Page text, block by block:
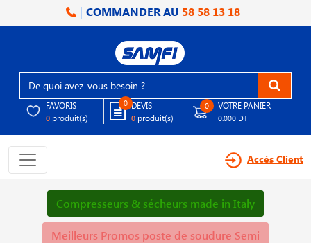
COMMANDER AU 58 58 13 18
FAVORIS
0 produit(s)
0 DEVIS
0 produit(s)
0 VOTRE PANIER
0.000 DT
Accès Client
Compresseurs & sécheurs made in Italy
Meilleurs Promos poste de soudure Semi